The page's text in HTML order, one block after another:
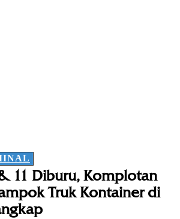
11 Diburu, Komplotan
Truk Kontainer di